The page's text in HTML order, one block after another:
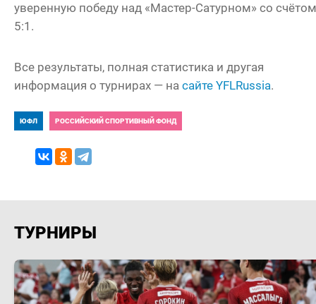
уверенную победу над «Мастер-Сатурном» со счётом
5:1.
Все результаты, полная статистика и другая
информация о турнирах — на сайте YFLRussia.
ЮФЛ РОССИЙСКИЙ СПОРТИВНЫЙ ФОНД
ТУРНИРЫ